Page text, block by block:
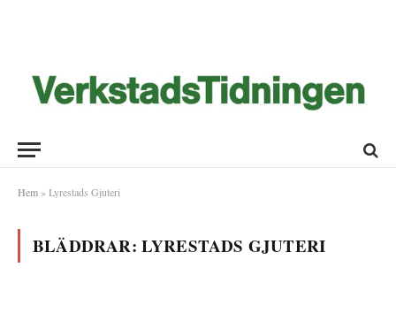
Hem » Lyrestads Gjuteri
BLÄDDRAR: LYRESTADS GJUTERI